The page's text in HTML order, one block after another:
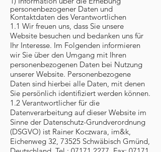
personenbezogener Daten und
Kontaktdaten des Verantwortlichen
1.1 Wir freuen uns, dass Sie unsere
Website besuchen und bedanken uns für
Ihr Interesse. Im Folgenden informieren
wir Sie über den Umgang mit Ihren
personenbezogenen Daten bei Nutzung
unserer Website. Personenbezogene
Daten sind hierbei alle Daten, mit denen
Sie persönlich identifiziert werden können.
1.2 Verantwortlicher für die
Datenverarbeitung auf dieser Website im
Sinne der Datenschutz-Grundverordnung
(DSGVO) ist Rainer Koczwara, im&k,
Eichenweg 32, 73525 Schwäbisch Gmünd,